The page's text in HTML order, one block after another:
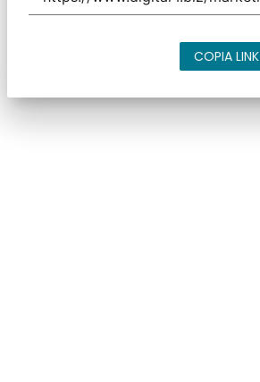
COPIA LINK